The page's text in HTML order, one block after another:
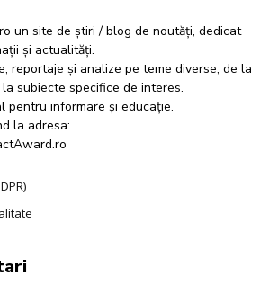
un site de știri / blog de noutăți, dedicat
și actualități.
reportaje și analize pe teme diverse, de la
subiecte specifice de interes.
pentru informare și educație.
la adresa: